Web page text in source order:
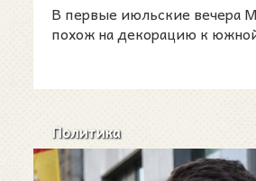
В первые июльские вечера
похож на декорацию к
Политика